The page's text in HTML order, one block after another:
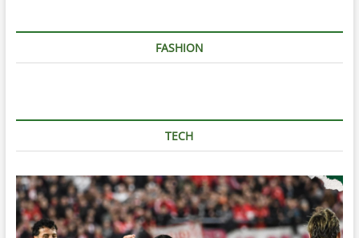
FASHION
TECH